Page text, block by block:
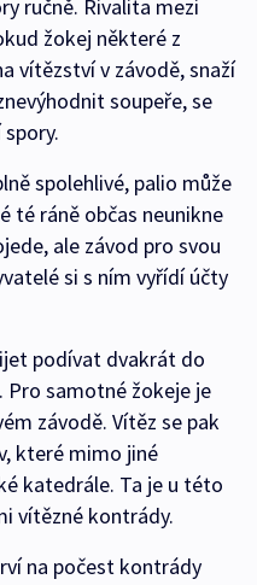
ručně. Rivalita mezi
žokej některé z
vítězství v závodě, snaží
soupeře, se
spolehlivé, palio může
té ráně občas neunikne
ale závod pro svou
si s ním vyřídí účty
podívat dvakrát do
Pro samotné žokeje je
závodě. Vítěz se pak
které mimo jiné
katedrále. Ta je u této
vítězné kontrády.
na počest kontrády